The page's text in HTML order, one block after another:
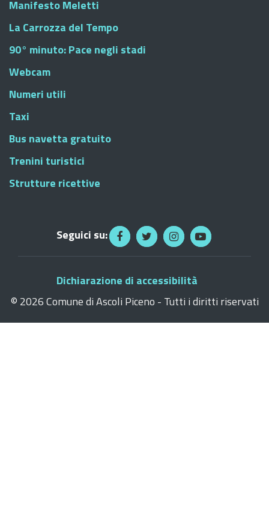
Manifesto Meletti
La Carrozza del Tempo
90° minuto: Pace negli stadi
Webcam
Numeri utili
Taxi
Bus navetta gratuito
Trenini turistici
Strutture ricettive
Seguici su:
Dichiarazione di accessibilità
© 2026 Comune di Ascoli Piceno - Tutti i diritti riservati